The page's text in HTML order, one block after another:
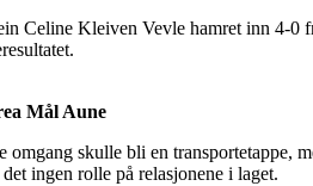
Celine Kleiven Vevle hamret inn 4-0
Mål Aune
omgang skulle bli en transportetappe,
ingen rolle på relasjonene i laget.